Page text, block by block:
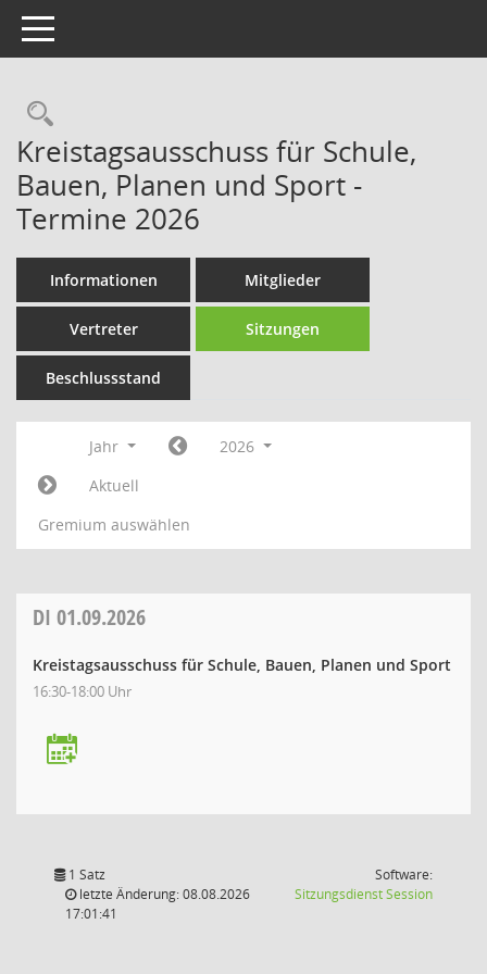
Toggle navigation
Rechercheauswahl
Kreistagsausschuss für Schule,
Bauen, Planen und Sport -
Termine 2026
Informationen Mitglieder
Vertreter Sitzungen
Beschlussstand
Jahr
2026
Aktuell
Gremium auswählen
DI 01.09.2026
Kreistagsausschuss für Schule, Bauen, Planen und Sport
16:30-18:00 Uhr
1 Satz
letzte Änderung: 08.08.2026
17:01:41
Software:
SitzungsdienstSession(Wird in